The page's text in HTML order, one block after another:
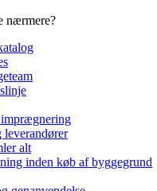
nærmere?
leverandører
alt
inden køb af byggegrund